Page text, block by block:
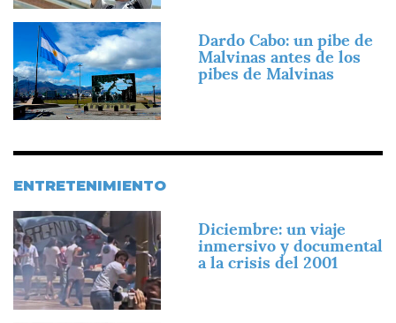
Imagen
Dardo Cabo: un pibe de
Malvinas antes de los
pibes de Malvinas
ENTRETENIMIENTO
Imagen
Diciembre: un viaje
inmersivo y documental
a la crisis del 2001